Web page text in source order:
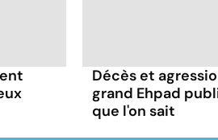
Décès et
grand Ehpad
que l'on sait